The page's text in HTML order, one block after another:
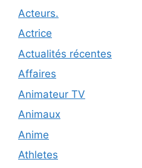
Acteurs.
Actrice
Actualités récentes
Affaires
Animateur TV
Animaux
Anime
Athletes